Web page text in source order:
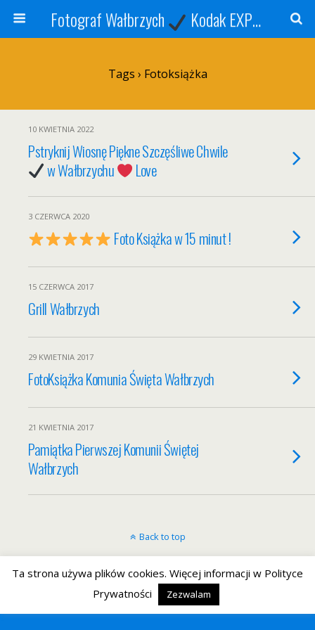
Fotograf Wałbrzych Kodak EXPRESS
Tags › Fotoksiążka
10 KWIETNIA 2022
Pstryknij Wiosnę Piękne Szczęśliwe Chwile
w Wałbrzychu
Love
3 CZERWCA 2020
Foto Książka w 15 minut !
15 CZERWCA 2017
Grill Wałbrzych
29 KWIETNIA 2017
FotoKsiążka Komunia Święta Wałbrzych
21 KWIETNIA 2017
Pamiątka Pierwszej Komunii Świętej
Wałbrzych
Back to top
Mobile Desktop
Ta strona używa plików cookies. Więcej informacji w Polityce
Prywatności
Zezwalam